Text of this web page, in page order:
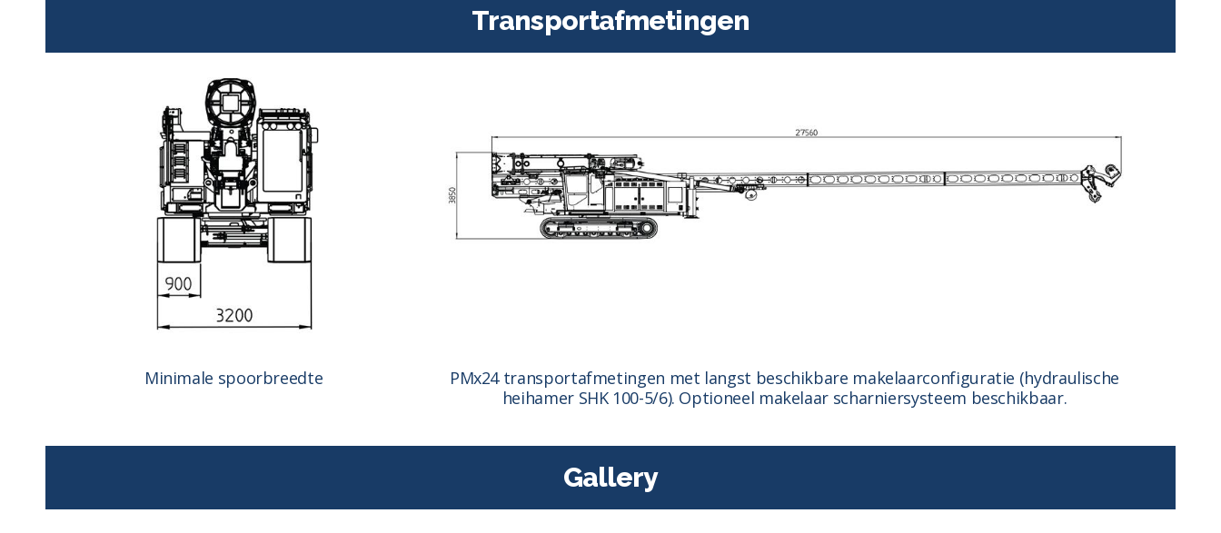
Transportafmetingen
Minimale spoorbreedte
PMx24 transportafmetingen met langst beschikbare makelaarconfiguratie (hydraulische
heihamer SHK 100-5/6). Optioneel makelaar scharniersysteem beschikbaar.
Gallery